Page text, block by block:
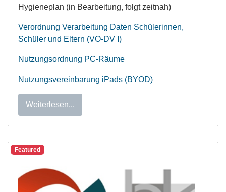
Hygieneplan (in Bearbeitung, folgt zeitnah)
Verordnung Verarbeitung Daten Schülerinnen,
Schüler und Eltern (VO-DV I)
Nutzungsordnung PC-Räume
Nutzungsvereinbarung iPads (BYOD)
Weiterlesen...
Featured